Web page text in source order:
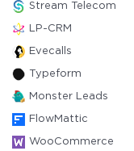
Stream Telecom
LP-CRM
Evecalls
Typeform
Monster Leads
FlowMattic
WooCommerce